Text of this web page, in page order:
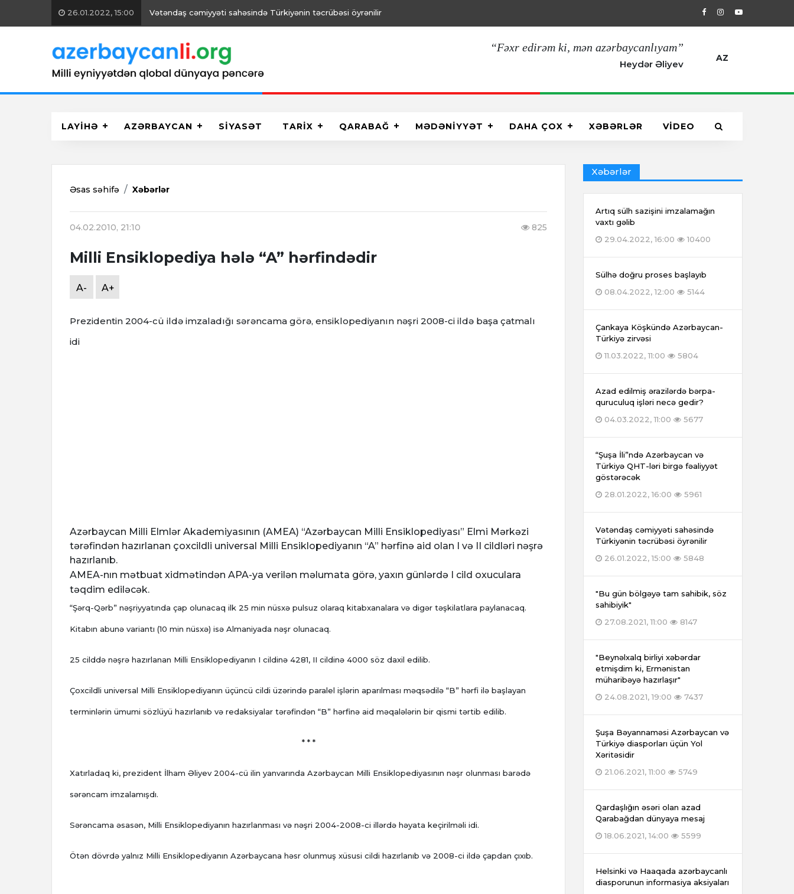
26.01.2022, 15:00 Vətəndaş cəmiyyəti sahəsində Türkiyənin təcrübəsi öyrənilir 29.04.2022, 16:00 Artıq sülh
“Fəxr edirəm ki, mən azərbaycanlıyam”
Heydər Əliyev
AZ
LAYİHƏ AZƏRBAYCAN SİYASƏT TARİX QARABAĞ MƏDƏNİYYƏT DAHA ÇOX XƏBƏRLƏR VİDEO
Əsas səhifə Xəbərlər
04.02.2010, 21:10 825
Milli Ensiklopediya hələ “A” hərfindədir
A- A+
Prezidentin 2004-cü ildə imzaladığı sərəncama görə, ensiklopediyanın nəşri 2008-ci ildə başa çatmalı
idi
Azərbaycan Milli Elmlər Akademiyasının (AMEA) “Azərbaycan Milli Ensiklopediyası” Elmi Mərkəzi
tərəfindən hazırlanan çoxcildli universal Milli Ensiklopediyanın “A” hərfinə aid olan I və II cildləri nəşrə
hazırlanıb.
AMEA-nın mətbuat xidmətindən APA-ya verilən məlumata görə, yaxın günlərdə I cild oxuculara
təqdim ediləcək.
“Şərq-Qərb” nəşriyyatında çap olunacaq ilk 25 min nüsxə pulsuz olaraq kitabxanalara və digər təşkilatlara paylanacaq.
Kitabın abunə variantı (10 min nüsxə) isə Almaniyada nəşr olunacaq.
25 cilddə nəşrə hazırlanan Milli Ensiklopediyanın I cildinə 4281, II cildinə 4000 söz daxil edilib.
Çoxcildli universal Milli Ensiklopediyanın üçüncü cildi üzərində paralel işlərin aparılması məqsədilə “B” hərfi ilə başlayan
terminlərin ümumi sözlüyü hazırlanıb və redaksiyalar tərəfindən “B” hərfinə aid məqalələrin bir qismi tərtib edilib.
* * *
Xatırladaq ki, prezident İlham Əliyev 2004-cü ilin yanvarında Azərbaycan Milli Ensiklopediyasının nəşr olunması barədə
sərəncam imzalamışdı.
Sərəncama əsasən, Milli Ensiklopediyanın hazırlanması və nəşri 2004-2008-ci illərdə həyata keçirilməli idi.
Ötən dövrdə yalnız Milli Ensiklopediyanın Azərbaycana həsr olunmuş xüsusi cildi hazırlanıb və 2008-ci ildə çapdan çıxıb.
Xəbərlər
Artıq sülh sazişini imzalamağın
vaxtı gəlib
29.04.2022, 16:00
10400
Sülhə doğru proses başlayıb
08.04.2022, 12:00
5144
Çankaya Köşkündə Azərbaycan-
Türkiyə zirvəsi
11.03.2022, 11:00
5804
Azad edilmiş ərazilərdə bərpa-
quruculuq işləri necə gedir?
04.03.2022, 11:00
5677
“Şuşa İli”ndə Azərbaycan və
Türkiyə QHT-ləri birgə fəaliyyət
göstərəcək
28.01.2022, 16:00
5961
Vətəndaş cəmiyyəti sahəsində
Türkiyənin təcrübəsi öyrənilir
26.01.2022, 15:00
5848
"Bu gün bölgəyə tam sahibik, söz
sahibiyik"
27.08.2021, 11:00
8147
"Beynəlxalq birliyi xəbərdar
etmişdim ki, Ermənistan
müharibəyə hazırlaşır"
24.08.2021, 19:00
7437
Şuşa Bəyannaməsi Azərbaycan və
Türkiyə diasporları üçün Yol
Xəritəsidir
21.06.2021, 11:00
5749
Qardaşlığın əsəri olan azad
Qarabağdan dünyaya mesaj
18.06.2021, 14:00
5599
Helsinki və Haaqada azərbaycanlı
diasporunun informasiya aksiyaları